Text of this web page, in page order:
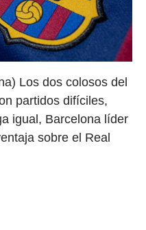
Los dos colosos del
partidos difíciles,
igual, Barcelona líder
sobre el Real